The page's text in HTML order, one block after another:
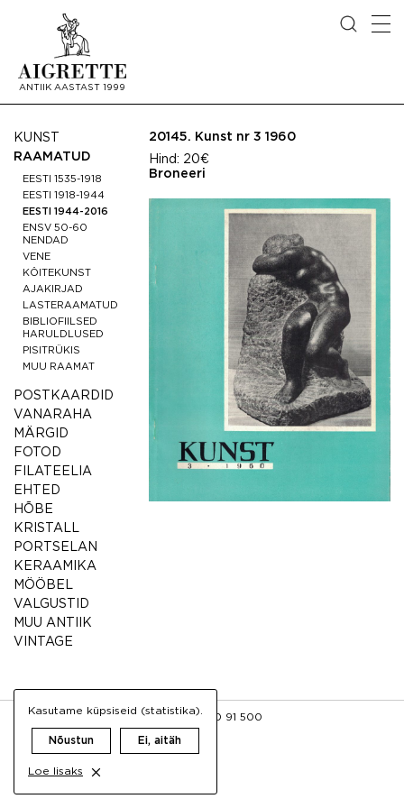
ANTIIK AASTAST 1999
KUNST
RAAMATUD
EESTI 1535-1918
EESTI 1918-1944
EESTI 1944-2016
ENSV 50-60
NENDAD
VENE
KÖITEKUNST
AJAKIRJAD
LASTERAAMATUD
BIBLIOFIILSED
HARULDLUSED
PISITRÜKIS
MUU RAAMAT
POSTKAARDID
VANARAHA
MÄRGID
FOTOD
FILATEELIA
EHTED
HÕBE
KRISTALL
PORTSELAN
KERAAMIKA
MÖÖBEL
VALGUSTID
MUU ANTIIK
VINTAGE
20145. Kunst nr 3 1960
Hind: 20€
Broneeri
INFO@AIGRETTE.EE +372 50 91 500
Kasutame küpsiseid (statistika).
Nõustun Ei, aitäh
Loe lisaks